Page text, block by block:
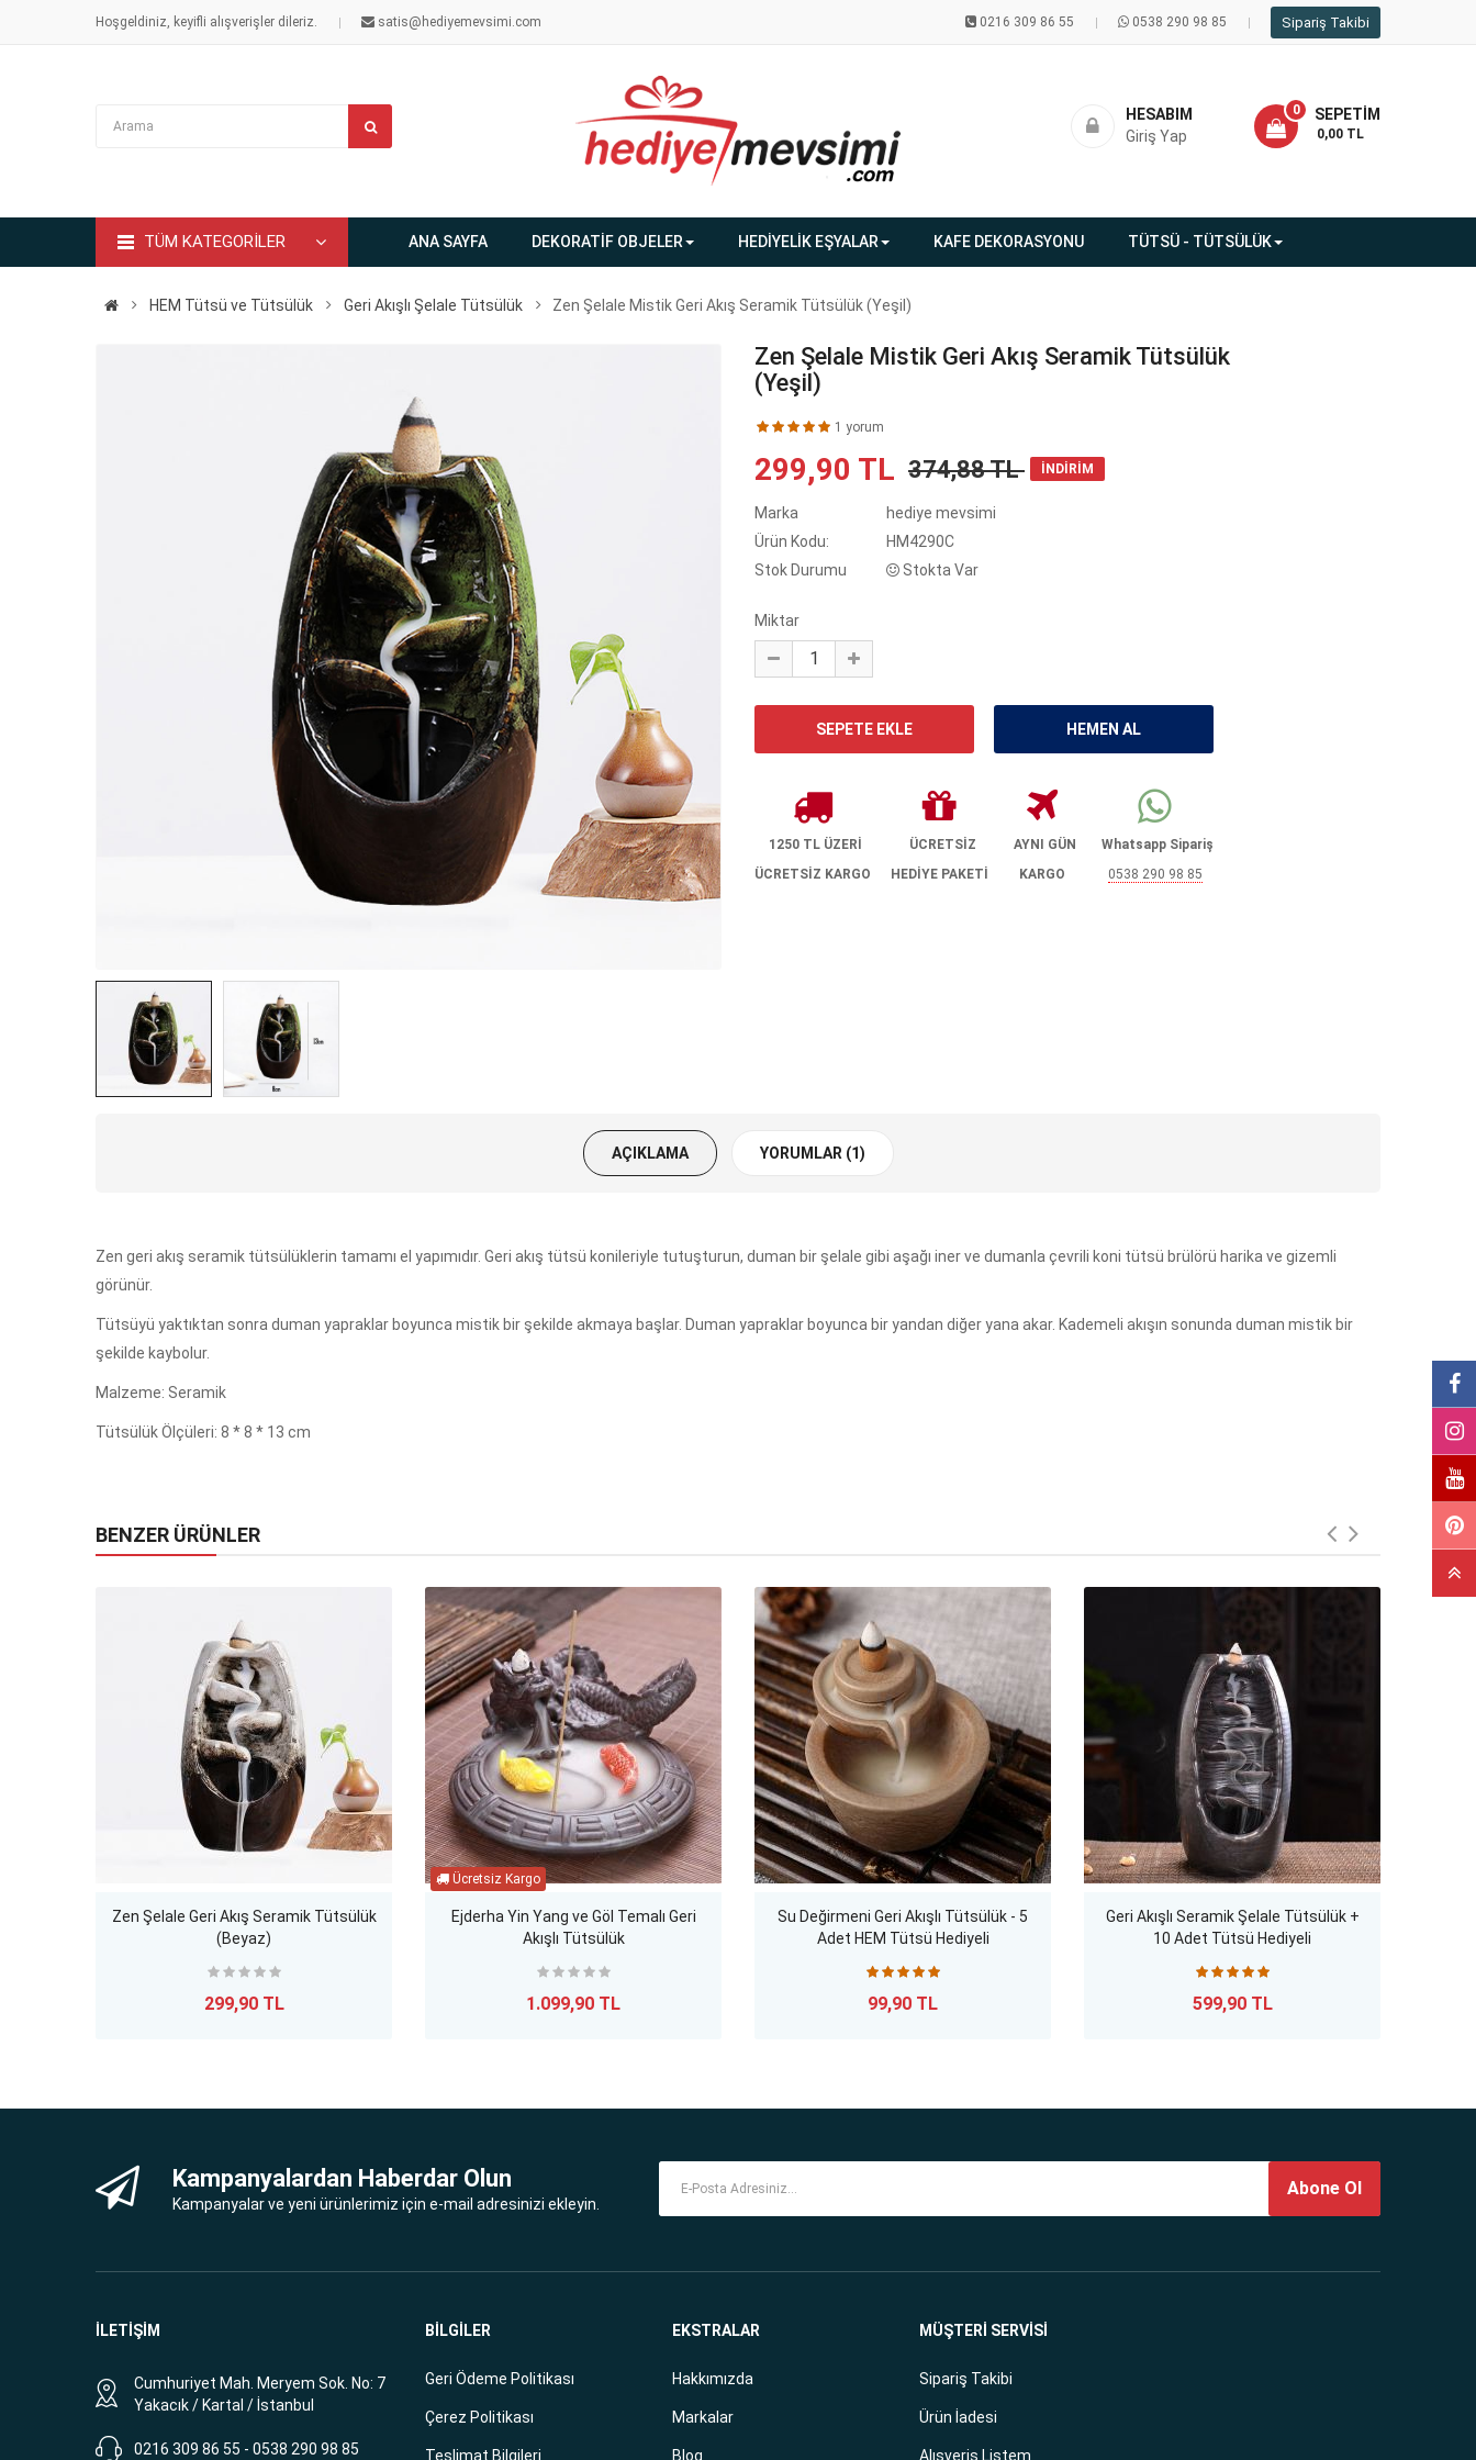
Hoşgeldiniz, keyifli alışverişler dileriz. satis@hediyemevsimi.com 0216 309 86 55 0538 290 98 85 Sipariş Takibi
SEPETIM
0
- 0,00 TL
HESABIM
Giriş Yap
TÜM KATEGORİLER ANA SAYFA DEKORATİF OBJELER HEDİYELİK EŞYALAR KAFE DEKORASYONU TÜTSÜ - TÜTSÜLÜK
HEM Tütsü ve Tütsülük Geri Akışlı Şelale Tütsülük Zen Şelale Mistik Geri Akış Seramik Tütsülük (Yeşil)
Zen Şelale Mistik Geri Akış Seramik Tütsülük
(Yeşil)
1 yorum
299,90 TL 374,88 TL İNDİRİM
Marka
hediye mevsimi
Ürün Kodu:
HM4290C
Stok Durumu
Stokta Var
Miktar
1250 TL ÜZERİ
ÜCRETSİZ KARGO
ÜCRETSİZ
HEDİYE PAKETİ
AYNI GÜN
KARGO
Whatsapp Sipariş
0538 290 98 85
AÇIKLAMA YORUMLAR (1)
Zen geri akış seramik tütsülüklerin tamamı el yapımıdır. Geri akış tütsü konileriyle tutuşturun, duman bir şelale gibi aşağı iner ve dumanla çevrili koni tütsü brülörü harika ve gizemli
görünür.
Tütsüyü yaktıktan sonra duman yapraklar boyunca mistik bir şekilde akmaya başlar. Duman yapraklar boyunca bir yandan diğer yana akar. Kademeli akışın sonunda duman mistik bir
şekilde kaybolur.
Malzeme: Seramik
Tütsülük Ölçüleri: 8 * 8 * 13 cm
BENZER ÜRÜNLER
Zen Şelale Geri Akış Seramik Tütsülük
(Beyaz)
299,90 TL
Ejderha Yin Yang ve Göl Temalı Geri
Akışlı Tütsülük
1.099,90 TL
Su Değirmeni Geri Akışlı Tütsülük - 5
Adet HEM Tütsü Hediyeli
99,90 TL
Geri Akışlı Seramik Şelale Tütsülük +
10 Adet Tütsü Hediyeli
599,90 TL
Kampanyalardan Haberdar Olun
Kampanyalar ve yeni ürünlerimiz için e-mail adresinizi ekleyin.
Abone Ol
İLETİŞİM
Cumhuriyet Mah. Meryem Sok. No: 7
Yakacık / Kartal / İstanbul
0216 309 86 55 - 0538 290 98 85
BİLGİLER
Geri Ödeme Politikası
Çerez Politikası
Teslimat Bilgileri
EKSTRALAR
Hakkımızda
Markalar
Blog
MÜŞTERİ SERVİSİ
Sipariş Takibi
Ürün İadesi
Alışveriş Listem